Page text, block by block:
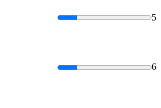
5
6